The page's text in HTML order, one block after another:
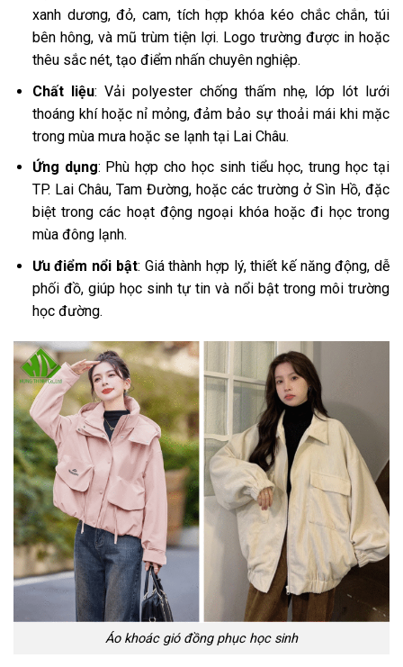
xanh dương, đỏ, cam, tích hợp khóa kéo chắc chắn, túi
bên hông, và mũ trùm tiện lợi. Logo trường được in hoặc
thêu sắc nét, tạo điểm nhấn chuyên nghiệp.
Chất liệu: Vải polyester chống thấm nhẹ, lớp lót lưới
thoáng khí hoặc nỉ mỏng, đảm bảo sự thoải mái khi mặc
trong mùa mưa hoặc se lạnh tại Lai Châu.
Ứng dụng: Phù hợp cho học sinh tiểu học, trung học tại
TP. Lai Châu, Tam Đường, hoặc các trường ở Sìn Hồ, đặc
biệt trong các hoạt động ngoại khóa hoặc đi học trong
mùa đông lạnh.
Ưu điểm nổi bật: Giá thành hợp lý, thiết kế năng động, dễ
phối đồ, giúp học sinh tự tin và nổi bật trong môi trường
học đường.
Áo khoác gió đồng phục học sinh